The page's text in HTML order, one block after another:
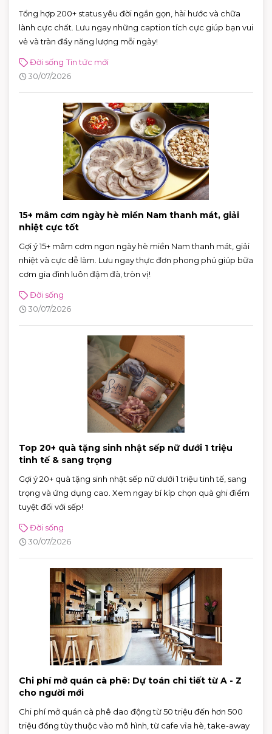
Tổng hợp 200+ status yêu đời ngắn gọn, hài hước và chữa
lành cực chất. Lưu ngay những caption tích cực giúp bạn vui
vẻ và tràn đầy năng lượng mỗi ngày!
Đời sống Tin tức mới
30/07/2026
15+ mâm cơm ngày hè miền Nam thanh mát, giải
nhiệt cực tốt
Gợi ý 15+ mâm cơm ngon ngày hè miền Nam thanh mát, giải
nhiệt và cực dễ làm. Lưu ngay thực đơn phong phú giúp bữa
cơm gia đình luôn đậm đà, tròn vị!
Đời sống
30/07/2026
Top 20+ quà tặng sinh nhật sếp nữ dưới 1 triệu
tinh tế & sang trọng
Gợi ý 20+ quà tặng sinh nhật sếp nữ dưới 1 triệu tinh tế, sang
trọng và ứng dụng cao. Xem ngay bí kíp chọn quà ghi điểm
tuyệt đối với sếp!
Đời sống
30/07/2026
Chi phí mở quán cà phê: Dự toán chi tiết từ A - Z
cho người mới
Chi phí mở quán cà phê dao động từ 50 triệu đến hơn 500
triệu đồng tùy thuộc vào mô hình, từ cafe vỉa hè, take-away